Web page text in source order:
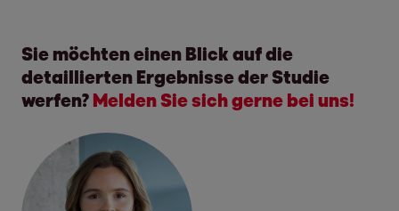
Sie möchten einen Blick auf die
detaillierten Ergebnisse der Studie
werfen? Melden Sie sich gerne bei uns!